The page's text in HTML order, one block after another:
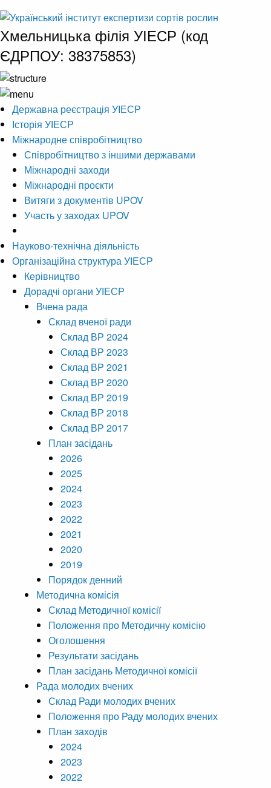
Хмельницька філія УІЕСР (код
ЄДРПОУ: 38375853)
Державна реєстрація УІЕСР
Історія УІЕСР
Міжнародне співробітництво
Співробітництво з іншими державами
Міжнародні заходи
Міжнародні проєкти
Витяги з документів UPOV
Участь у заходах UPOV
Науково-технічна діяльність
Організаційна структура УІЕСР
Керівництво
Дорадчі органи УІЕСР
Вчена рада
Склад вченої ради
Склад ВР 2024
Склад ВР 2023
Склад ВР 2021
Склад ВР 2020
Склад ВР 2019
Склад ВР 2018
Склад ВР 2017
План засідань
2026
2025
2024
2023
2022
2021
2020
2019
Порядок денний
Методична комісія
Склад Методичної комісії
Положення про Методичну комісію
Оголошення
Результати засідань
План засідань Методичної комісії
Рада молодих вчених
Склад Ради молодих вчених
Положення про Раду молодих вчених
План заходів
2024
2023
2022